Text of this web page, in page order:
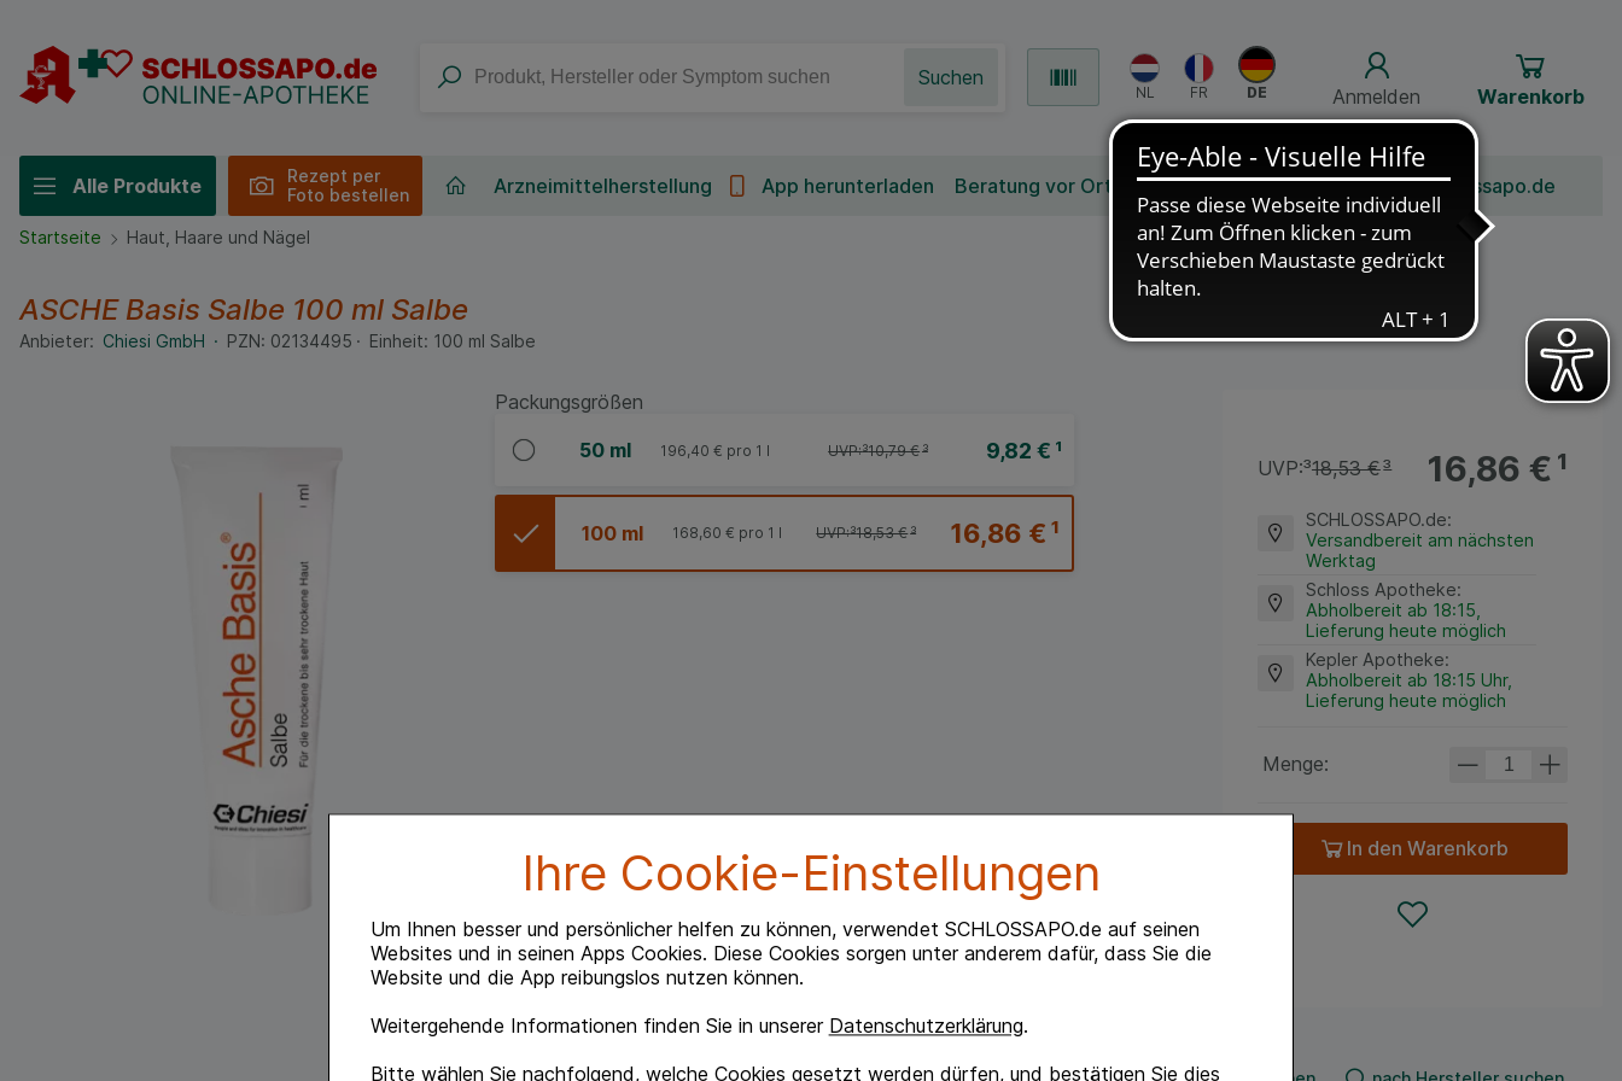
Ihre Cookie-Einstellungen
Um Ihnen besser und persönlicher helfen zu können, verwendet SCHLOSSAPO.de auf seinen
Websites und in seinen Apps Cookies. Diese Cookies sorgen unter anderem dafür, dass Sie die
Website und die App reibungslos nutzen können.
Weitergehende Informationen finden Sie in unserer Datenschutzerklärung.
Bitte wählen Sie nachfolgend, welche Cookies gesetzt werden dürfen, und bestätigen Sie dies
Anmelden Warenkorb
Suchen
Alle Produkte
Rezept per
Foto bestellen
Arzneimittelherstellung App herunterladen Beratung vor Ort Bonusprogramm Jobs Über Schlossapo.de
Startseite Haut, Haare und Nägel
ASCHE Basis Salbe 100 ml Salbe
Anbieter: Chiesi GmbH PZN: 02134495 Einheit: 100 ml Salbe
Packungsgrößen
50 ml 9,82 € ¹
UVP:³10,79 €³
196,40 € pro 1 l
100 ml 16,86 €¹
UVP:³18,53 €³
168,60 € pro 1 l
16,86 €¹
UVP:³18,53 €³
SCHLOSSAPO.de:
Versandbereit am nächsten
Werktag
Schloss Apotheke:
Abholbereit ab 18:15,
Lieferung heute möglich
Kepler Apotheke:
Abholbereit ab 18:15 Uhr,
Lieferung heute möglich
Menge:
In den Warenkorb